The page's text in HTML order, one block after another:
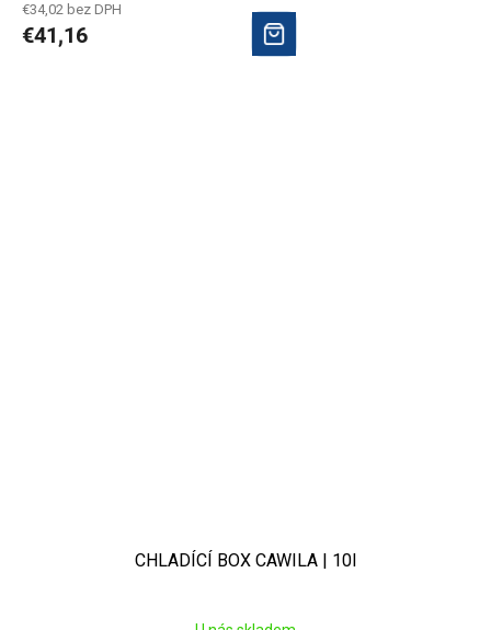
€34,02 bez DPH
€41,16
CHLADÍCÍ BOX CAWILA | 10l